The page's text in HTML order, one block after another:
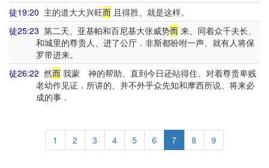
徒19:20 主的道大大兴旺而 且得胜、就是这样。
徒25:23 第二天、亚基帕和百尼基大张威势而 来、同着众千夫长、
和城里的尊贵人、进了公厅．非斯都吩咐一声、就有人将保
罗带进来。
徒26:22 然而 我蒙 神的帮助、直到今日还站得住、对着尊贵卑贱
老幼作见证．所讲的、并不外乎众先知和摩西所说、将来必
成的事．
1 2 3 4 5 6 7 8 9